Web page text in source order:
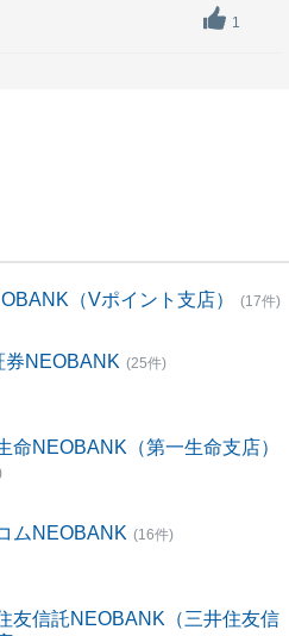
1
（Vポイント支店） (17件)
券NEOBANK (25件)
命NEOBANK（第一生命支店）
ムNEOBANK (16件)
友信託NEOBANK（三井住友信